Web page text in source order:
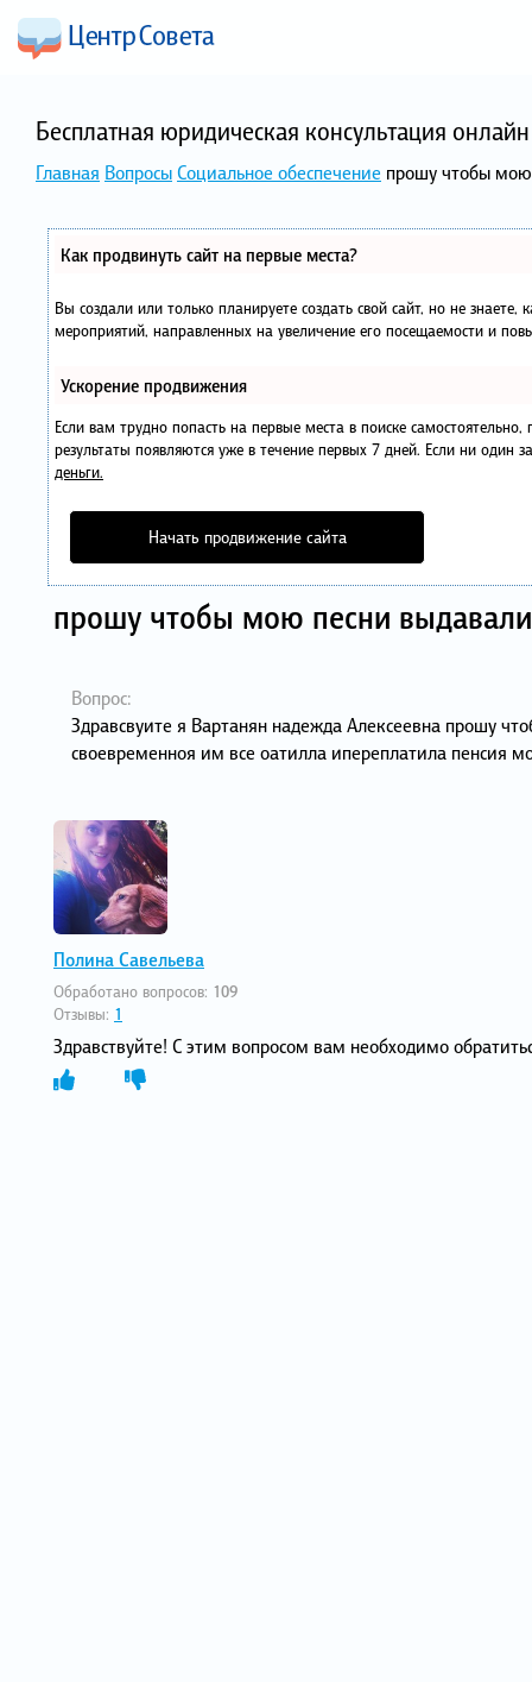
Бесплатная юридическая консультация
Главная ВопросыСоциальное обеспечение прошу чтобы
Как продвинуть сайт на первые места?
Вы создали или только планируете создать свой сайт, но не
мероприятий, направленных на увеличение его посещаемости и
Ускорение продвижения
Если вам трудно попасть на первые места в поиске
результаты появляются уже в течение первых 7 дней. Если ни один
деньги.
Начать продвижение сайта
прошу чтобы мою песни
Вопрос:
Здравсвуите я Вартанян надежда Алексеевна прошу
своевременноя им все оатилла ипереплатила пенсия
Полина Савельева
Обработано вопросов: 109
Отзывы: 1
Здравствуйте! С этим вопросом вам необходимо